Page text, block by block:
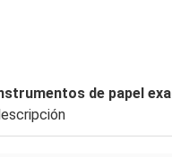
de papel